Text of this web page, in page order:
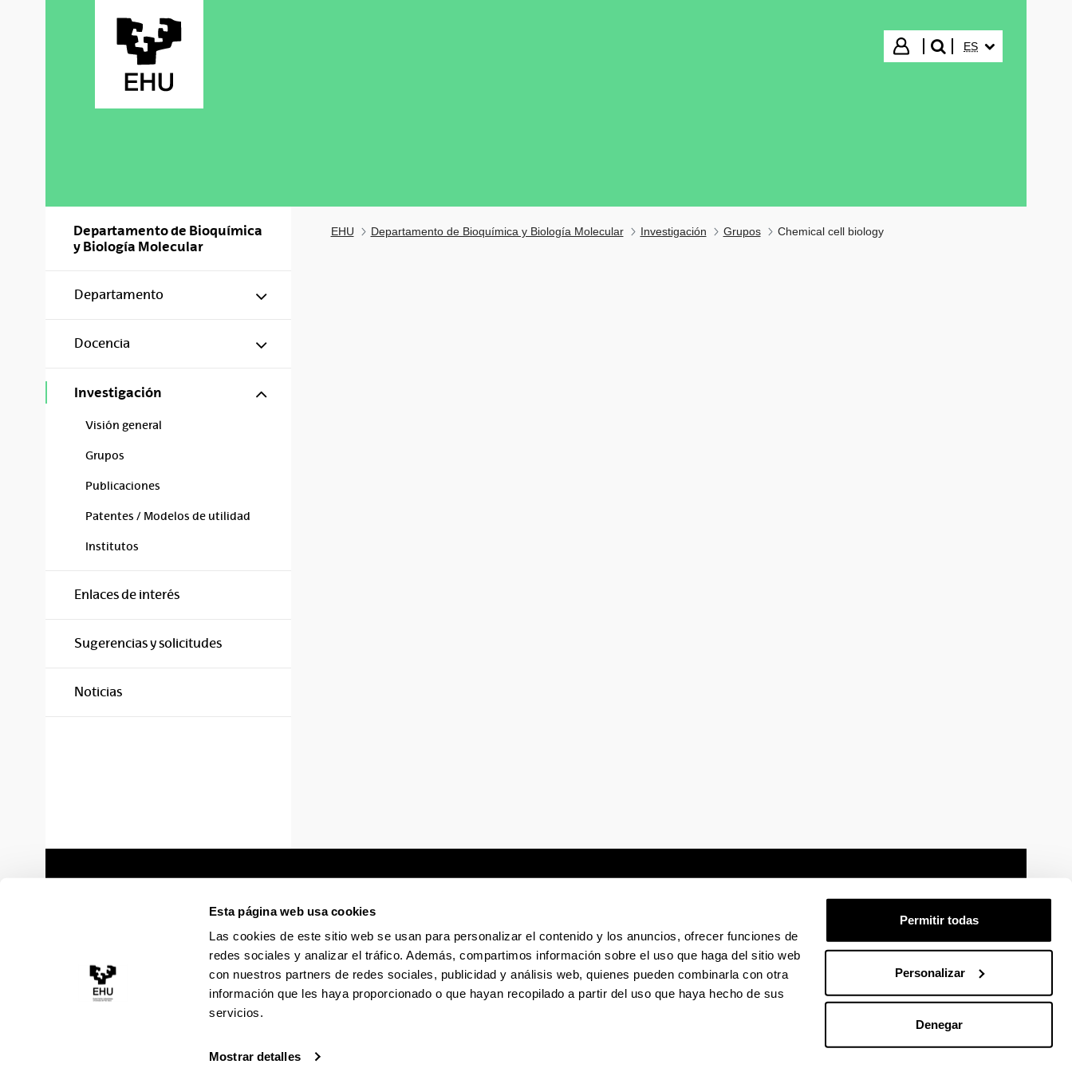
Esta página web usa cookies
Las cookies de este sitio web se usan para personalizar el contenido y los anuncios, ofrecer funciones de
redes sociales y analizar el tráfico. Además, compartimos información sobre el uso que haga del sitio web
con nuestros partners de redes sociales, publicidad y análisis web, quienes pueden combinarla con otra
información que les haya proporcionado o que hayan recopilado a partir del uso que haya hecho de sus
servicios.
Mostrar detalles
Permitir todas
Personalizar
Denegar
Iniciar sesión
buscar"
ES
Departamento de Bioquímica
y Biología Molecular
Departamento Mostrar/ocultar subpáginas
Docencia Mostrar/ocultar subpáginas
Investigación Mostrar/ocultar subpáginas
Visión general
Grupos
Publicaciones
Patentes / Modelos de utilidad
Institutos
Enlaces de interés
Sugerencias y solicitudes
Noticias
EHU Departamento de Bioquímica y Biología Molecular Investigación Grupos Chemical cell biology
Sede electrónica Accesibilidad Información legal Mapa Ayuda Contacto
La EHU en TiktokLa EHU en BlueskyLa EHU en FacebookLa EHU en LinkedinLa EHU en InstagramLa EHU en YoutubeLa EHU en VimeoLa EHU en Flickr